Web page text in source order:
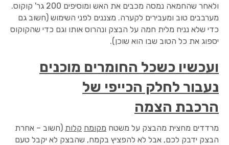
ולאחר שהחמאה נמסה מכבים את האש ומוסיפים 200 גר' קוקוס.
מערבבים טוב ומעבירים לקערה. מצננים לפני השימוש (חשוב גם
כדי שלא נניח מלית חמה על הבצק ונהרוס אותו וגם כדי שהקוקוס
יספוג את כל הטוב שבו הוא שוכן).
ועכשיו כשכל החומרים מוכנים
נעבור לחלק הכייפי של
הרכבת הצמה
מרדדים מחצית מהבצק על משטח מקומח קלות (חשוב – אחרת
הבצק ידבק לכם, אבל לא להפציץ בקמח, שהבצק לא יקבל טעם